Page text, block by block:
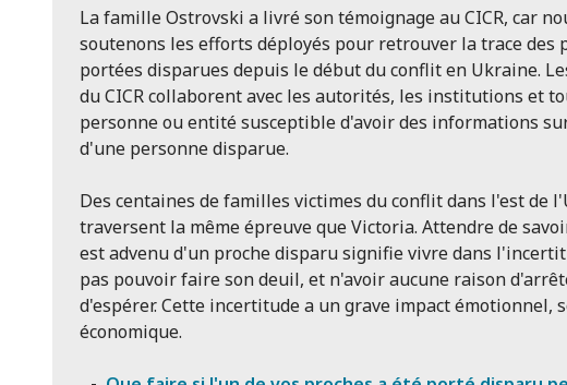
La famille Ostrovski a livré son témoignage au CICR, car
soutenons les efforts déployés pour retrouver la trace des
portées disparues depuis le début du conflit en Ukraine.
du CICR collaborent avec les autorités, les institutions et
personne ou entité susceptible d'avoir des informations
d'une personne disparue.
Des centaines de familles victimes du conflit dans l'est de
traversent la même épreuve que Victoria. Attendre de
est advenu d'un proche disparu signifie vivre dans
pas pouvoir faire son deuil, et n'avoir aucune raison
d'espérer. Cette incertitude a un grave impact émotionnel,
économique.